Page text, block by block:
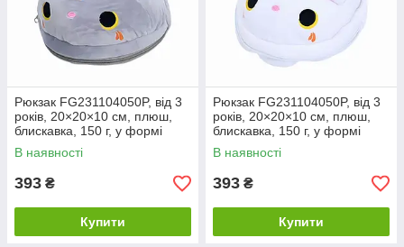
Рюкзак FG231104050P, від 3
років, 20×20×10 см, плюш,
блискавка, 150 г, у формі
кота, сірий
В наявності
393 ₴
Купити
Рюкзак FG231104050P, від 3
років, 20×20×10 см, плюш,
блискавка, 150 г, у формі
кота, білий
В наявності
393 ₴
Купити